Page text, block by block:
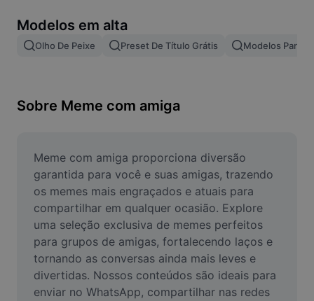
Mesclar imagens
Redimensionar Imagem
Criador de Memes
AI Text Remover
AI People Remover
AI Inpainting
Face Cutout
Modelos em alta
Olho De Peixe Preset De Título Grátis Modelos Para
Sobre Meme com amiga
Meme com amiga proporciona diversão
garantida para você e suas amigas, trazendo
os memes mais engraçados e atuais para
compartilhar em qualquer ocasião. Explore
uma seleção exclusiva de memes perfeitos
para grupos de amigas, fortalecendo laços e
tornando as conversas ainda mais leves e
divertidas. Nossos conteúdos são ideais para
enviar no WhatsApp, compartilhar nas redes